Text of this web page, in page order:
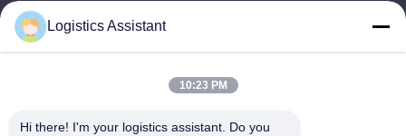
Logistics Assistant
10:23 PM
Hi there! I'm your logistics assistant. Do you